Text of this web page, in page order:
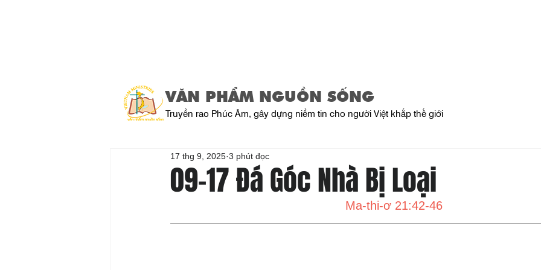
VĂN PHẨM NGUỒN SỐNG
Truyền rao Phúc Âm, gây dựng niềm tin cho người Việt khắp thế giới
09-17 Đá Góc Nhà Bị Loại
17 thg 9, 2025 3 phút đọc
Ma-thi-ơ 21:42-46